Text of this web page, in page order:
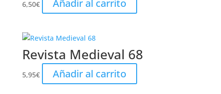
6,50€ Añadir al carrito
Revista Medieval 68
5,95€ Añadir al carrito